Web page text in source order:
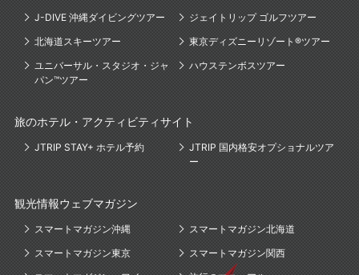
J-DIVE 沖縄ダイビングツアー
ジェイトリップ ゴルフツアー
北海道スキーツアー
東京ディズニーリゾート®ツアー
ユニバーサル・スタジオ・ジャ
パン™ツアー
ハウステンボスツアー
旅のホテル・アクティビティサイト
JTRIP STAY+ ホテル予約
JTRIP 国内格安オプショナルツア
ー
観光情報ウェブマガジン
スマートマガジン沖縄
スマートマガジン北海道
スマートマガジン東京
スマートマガジン関西